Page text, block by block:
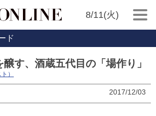
8/11(火)
ド
す、酒蔵五代目の「場作り」
）
2017/12/03